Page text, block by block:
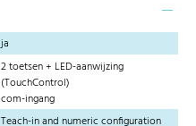
ja
2 toetsen + LED-aanwijzing
(TouchControl)
com-ingang
Teach-in and numeric configuration